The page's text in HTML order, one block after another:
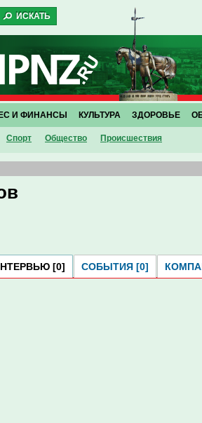
Спорт Общество Проиcшествия
И ФИНАНСЫ КУЛЬТУРА ЗДОРОВЬЕ
[0] СОБЫТИЯ [0]